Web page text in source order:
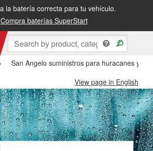
la batería correcta para tu vehículo.
Compra baterías SuperStart
San Angelo suministros para huracanes y
View page in English